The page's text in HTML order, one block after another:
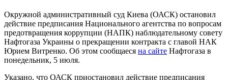
Окружной административный суд Киева (ОАСК) остановил
действие предписания Национального агентства по вопросам
предотвращения коррупции (НАПК) наблюдательному совету
Нафтогаза Украины о прекращении контракта с главой НАК
Юрием Витренко. Об этом сообщаеся на сайте Нафтогаза в
понедельник, 5 июля.
Указано, что ОАСК приостановил действие предписания